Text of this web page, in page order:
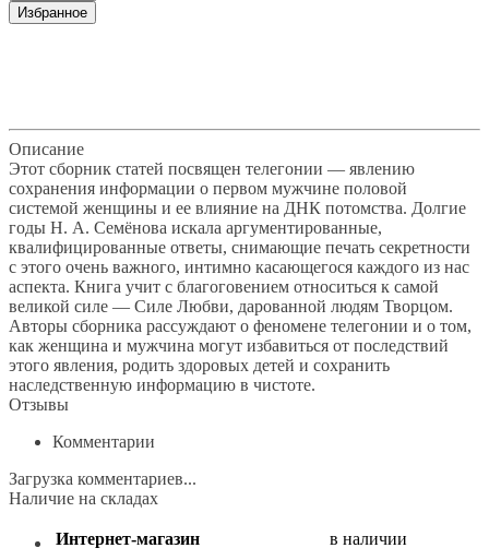
Избранное
Описание
Этот сборник статей посвящен телегонии — явлению
сохранения информации о первом мужчине половой
системой женщины и ее влияние на ДНК потомства. Долгие
годы Н. А. Семёнова искала аргументированные,
квалифицированные ответы, снимающие печать секретности
с этого очень важного, интимно касающегося каждого из нас
аспекта. Книга учит с благоговением относиться к самой
великой силе — Силе Любви, дарованной людям Творцом.
Авторы сборника рассуждают о феномене телегонии и о том,
как женщина и мужчина могут избавиться от последствий
этого явления, родить здоровых детей и сохранить
наследственную информацию в чистоте.
Отзывы
Комментарии
Загрузка комментариев...
Наличие на складах
Интернет-магазин в наличии